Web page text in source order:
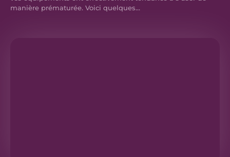
manière prématurée. Voici quelques...